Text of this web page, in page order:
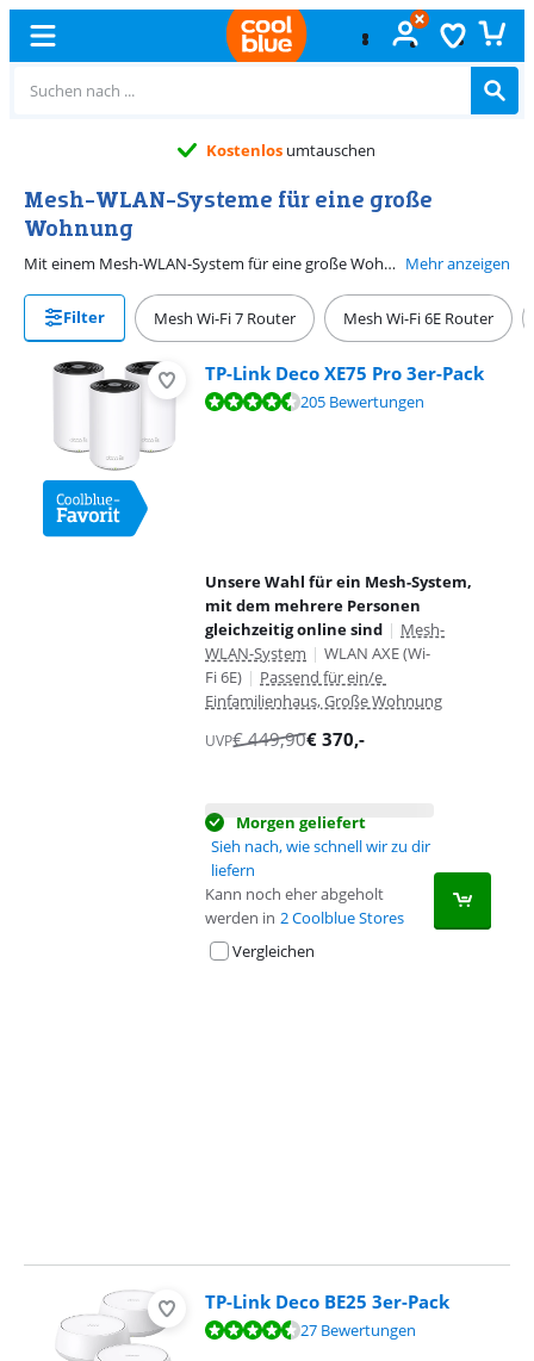
Kostenlos umtauschen
Mesh-WLAN-Systeme für eine große
Wohnung
Mit einem Mesh-WLAN-System für eine große Wohnung kannst du sicher sein, dass du in deiner gesamten Wohnung gutes WLAN erhältst. Diese Systeme bestehen aus 2 bis 3 Stationen, sodass du alle Räume deiner Wohnung abdecken kannst. Die Mesh-Satelliten arbeiten zusammen, sodass du über 1 Netzwerk für dein ganzes Zuhause verfügst. Man kann somit vom Wohnzimmer in die Küche gehen, ohne das WLAN zu wechseln. Mehr anzeigen
Filter Mesh Wi-Fi 7 Router Mesh Wi-Fi 6E Router
TP-Link Deco XE75 Pro 3er-Pack
Bewertet mit 8,9 von 10, basierend auf 205 Bewertungen.
205 Bewertungen
Unsere Wahl für ein Mesh-System,
mit dem mehrere Personen
gleichzeitig online sind | Mesh-
WLAN-System | WLAN AXE (Wi-
Fi 6E) | Passend für ein/e
Einfamilienhaus, Große Wohnung
UVP€449,90€ 370,-
Morgen geliefert
Sieh nach, wie schnell wir zu dir
liefern
Kann noch eher abgeholt
werden in 2 Coolblue Stores
Vergleichen
TP-Link Deco BE25 3er-Pack
Bewertet mit 9,1 von 10, basierend auf 27 Bewertungen.
27 Bewertungen